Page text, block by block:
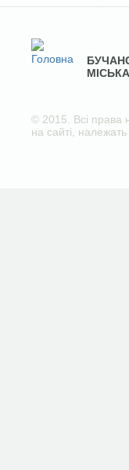
© 2015. Всі права
на сайті, належать